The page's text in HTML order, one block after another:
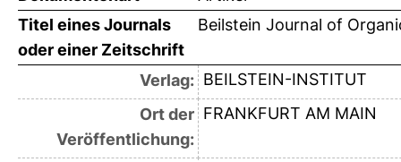
Titel eines Journals
oder einer Zeitschrift
Beilstein Journal of
Verlag: BEILSTEIN-INSTITUT
Ort der
Veröffentlichung:
FRANKFURT AM MAIN